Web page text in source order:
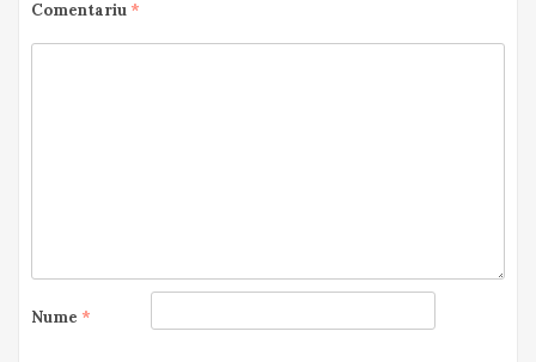
Comentariu *
Nume *